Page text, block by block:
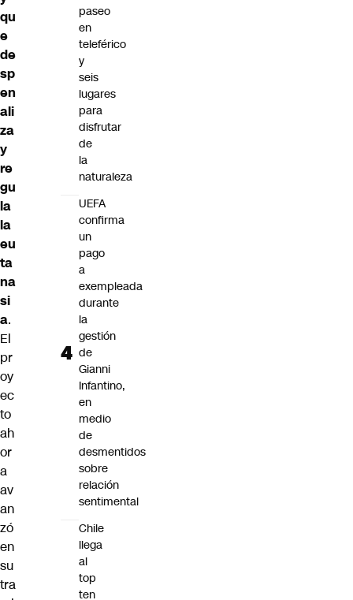
qu
e
de
sp
en
ali
za
y
re
gu
la
la
eu
ta
na
si
a.
El
pr
oy
ec
to
ah
or
a
av
an
zó
en
su
tra
paseo
en
teleférico
y
seis
lugares
para
disfrutar
de
la
naturaleza
UEFA
confirma
un
pago
a
exempleada
durante
la
gestión
de
Gianni
Infantino,
en
medio
de
desmentidos
sobre
relación
sentimental
Chile
llega
al
top
ten